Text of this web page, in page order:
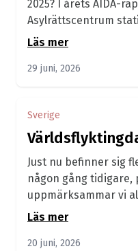
2025? I årets AIDA-
Asylrättscentrum
omfattande
Läs mer
29 juni, 2026
Sverige
Just nu befinner sig
någon gång tidigare,
uppmärksammar vi
Läs mer
20 juni, 2026